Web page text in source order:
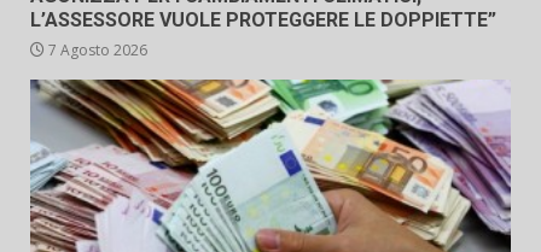
L’ASSESSORE VUOLE PROTEGGERE LE DOPPIETTE”
7 Agosto 2026